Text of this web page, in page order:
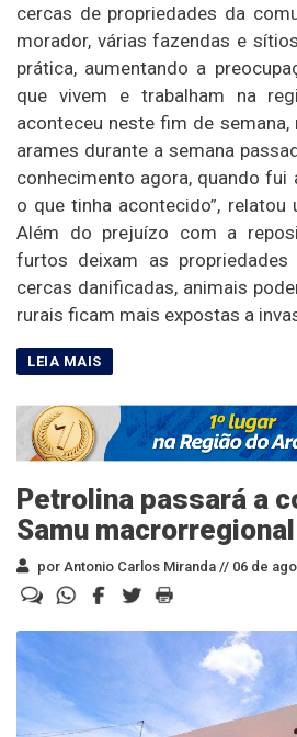
cercas de propriedades da
morador, várias fazendas e
prática, aumentando a
que vivem e trabalham na
aconteceu neste fim de
arames durante a semana
conhecimento agora, quando fui
o que tinha acontecido”, relatou
Além do prejuízo com a
furtos deixam as propriedades
cercas danificadas, animais
rurais ficam mais expostas a
Petrolina passará a
Samu macrorregional
por Antonio Carlos Miranda // 06 de